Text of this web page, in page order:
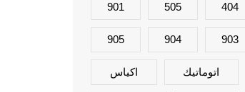
404
505
901
903
904
905
اتوماتيك اكياس